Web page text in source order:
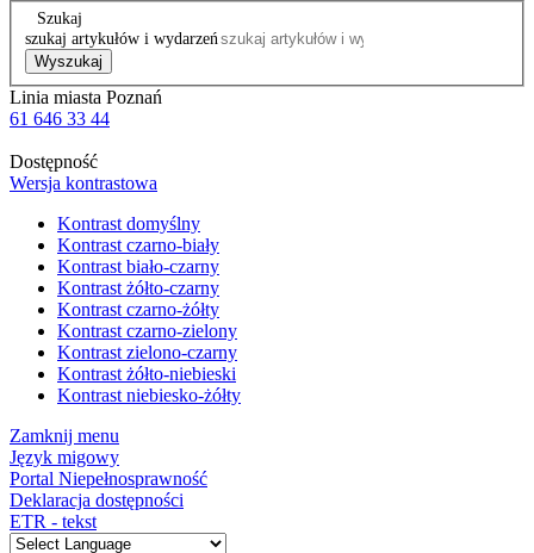
Szukaj
szukaj artykułów i wydarzeń
Wyszukaj
Linia miasta Poznań
61 646 33 44
Dostępność
Wersja kontrastowa
Kontrast domyślny
Kontrast czarno-biały
Kontrast biało-czarny
Kontrast żółto-czarny
Kontrast czarno-żółty
Kontrast czarno-zielony
Kontrast zielono-czarny
Kontrast żółto-niebieski
Kontrast niebiesko-żółty
Zamknij menu
Język migowy
Portal Niepełnosprawność
Deklaracja dostępności
ETR - tekst